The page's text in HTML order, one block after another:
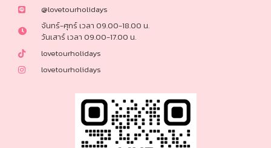
@lovetourholidays
จันทร์-ศุกร์ เวลา 09.00-18.00 น.
วันเสาร์ เวลา 09.00-17.00 น.
lovetourholidays
lovetourholidays